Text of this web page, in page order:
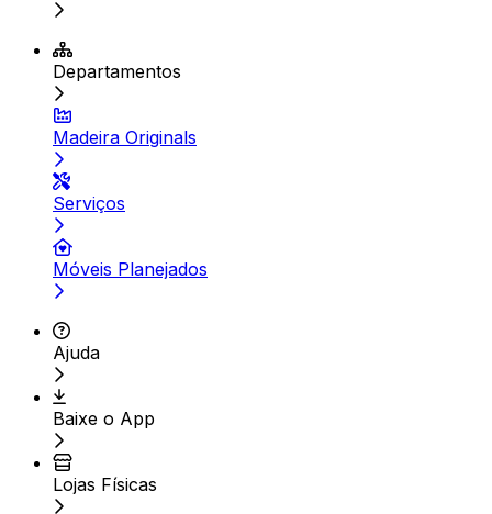
Departamentos
Madeira Originals
Serviços
Móveis Planejados
Ajuda
Baixe o App
Lojas Físicas